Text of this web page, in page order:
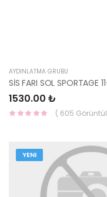
AYDINLATMA GRUBU
1530.00 ₺
YENI